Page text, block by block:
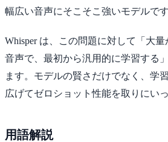
幅広い音声にそこそこ強いモデルです
Whisper は、この問題に対して「大
音声で、最初から汎用的に学習する
ます。モデルの賢さだけでなく、学
広げてゼロショット性能を取りにい
用語解説